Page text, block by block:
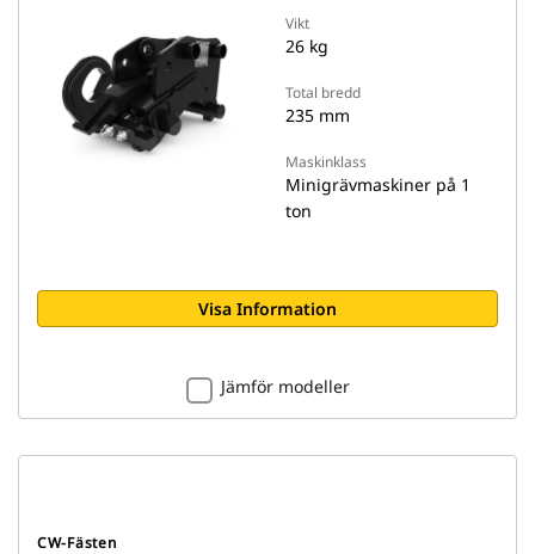
Vikt
26 kg
Total bredd
235 mm
Maskinklass
Minigrävmaskiner på 1
ton
Visa Information
Jämför modeller
CW-Fästen